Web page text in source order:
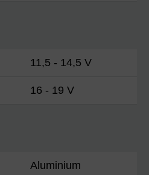
11,5 - 14,5 V
16 - 19 V
Aluminium